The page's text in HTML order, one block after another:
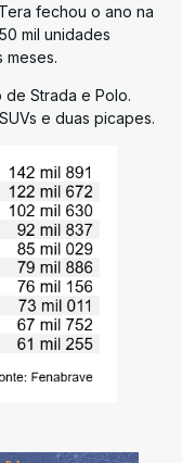
fechou o ano na
mil unidades
meses.
Strada e Polo.
e duas picapes.